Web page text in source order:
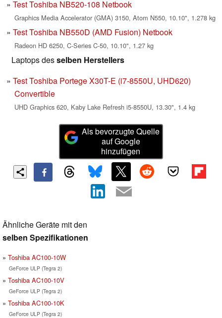
Test Toshiba NB520-108 Netbook
Graphics Media Accelerator (GMA) 3150, Atom N550, 10.10", 1.278 kg
Test Toshiba NB550D (AMD Fusion) Netbook
Radeon HD 6250, C-Series C-50, 10.10", 1.27 kg
Laptops desselben Herstellers
Test Toshiba Portege X30T-E (i7-8550U, UHD620)
Convertible
UHD Graphics 620, Kaby Lake Refresh i5-8550U, 13.30", 1.4 kg
Als bevorzugte Quelle
auf Google
hinzufügen
Ähnliche Geräte mit den
selben Spezifikationen
Toshiba AC100-10W
GeForce ULP (Tegra 2)
Toshiba AC100-10V
GeForce ULP (Tegra 2)
Toshiba AC100-10K
GeForce ULP (Tegra 2)